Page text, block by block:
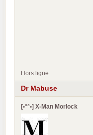
Hors ligne
Dr Mabuse
[•°°•] X-Man Morlock